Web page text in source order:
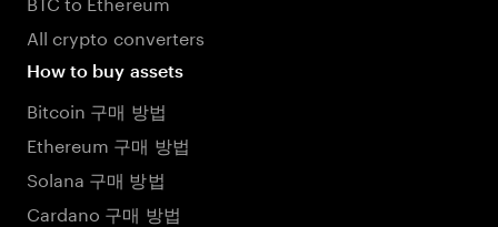
All crypto converters
How to buy assets
Bitcoin 구매 방법
Ethereum 구매 방법
Solana 구매 방법
Cardano 구매 방법